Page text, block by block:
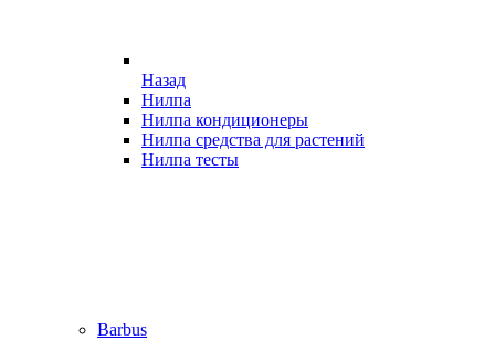
Назад
Нилпа
Нилпа кондиционеры
Нилпа средства для растений
Нилпа тесты
Barbus